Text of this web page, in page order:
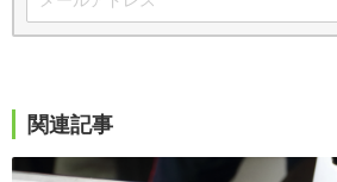
関連記事